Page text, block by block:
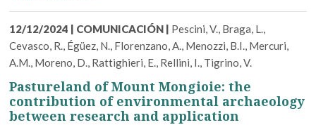
12/12/2024 | COMUNICACIÓN | Pescini, V., Braga, L.,
Cevasco, R., Égüez, N., Florenzano, A., Menozzi, B.I., Mercuri,
A.M., Moreno, D., Rattighieri, E., Rellini, I., Tigrino, V.
Pastureland of Mount Mongioie: the
contribution of environmental archaeology
between research and application